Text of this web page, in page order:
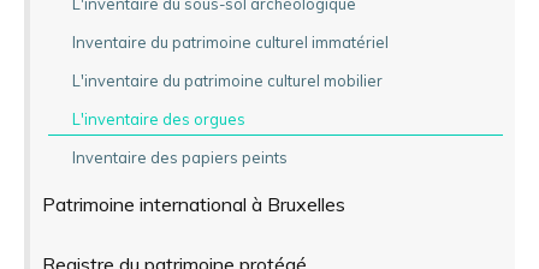
Inventaire du patrimoine culturel immatériel
L'inventaire du patrimoine culturel mobilier
L'inventaire des orgues
Inventaire des papiers peints
Patrimoine international à Bruxelles
Registre du patrimoine protégé